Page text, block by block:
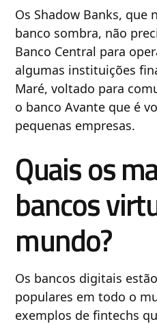
Os Shadow Banks, que
banco sombra, não
Banco Central para
algumas instituições
Maré, voltado para
o banco Avante que é
pequenas empresas.
Quais os
bancos
mundo?
Os bancos digitais
populares em todo o
exemplos de fintechs